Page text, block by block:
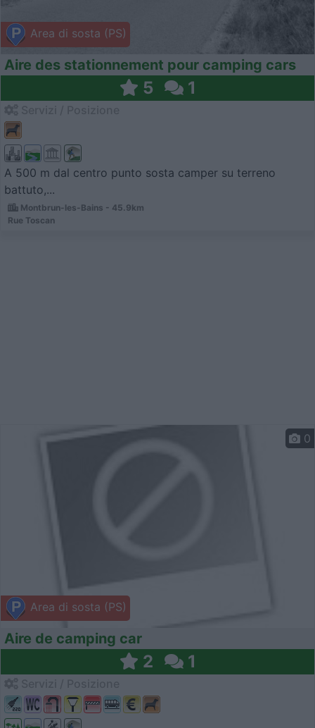
Area di sosta (PS)
Aire des stationnement pour camping cars
5 1
A 500 m dal centro punto sosta camper su terreno
battuto,...
Montbrun-les-Bains - 45.9km
Rue Toscan
Area di sosta (PS)
0
Aire de camping car
2 1